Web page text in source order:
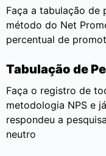
Faça a tabulação de
método do Net
percentual de
Tabulação de
Faça o registro de
metodologia NPS e
respondeu a
neutro